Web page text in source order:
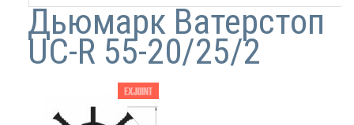
Дьюмарк Ватерстоп
UC-R 55-20/25/2